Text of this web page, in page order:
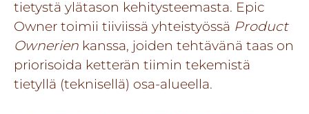
tietystä ylätason kehitysteemasta. Epic
Owner toimii tiiviissä yhteistyössä Product
Ownerien kanssa, joiden tehtävänä taas on
priorisoida ketterän tiimin tekemistä
tietyllä (teknisellä) osa-alueella.